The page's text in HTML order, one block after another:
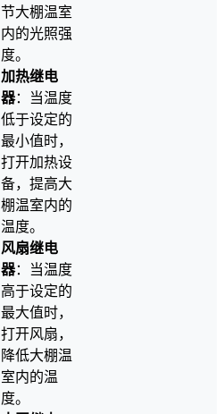
节大棚温室
内的光照强
度。
加热继电
器：当温度
低于设定的
最小值时，
打开加热设
备，提高大
棚温室内的
温度。
风扇继电
器：当温度
高于设定的
最大值时，
打开风扇，
降低大棚温
室内的温
度。